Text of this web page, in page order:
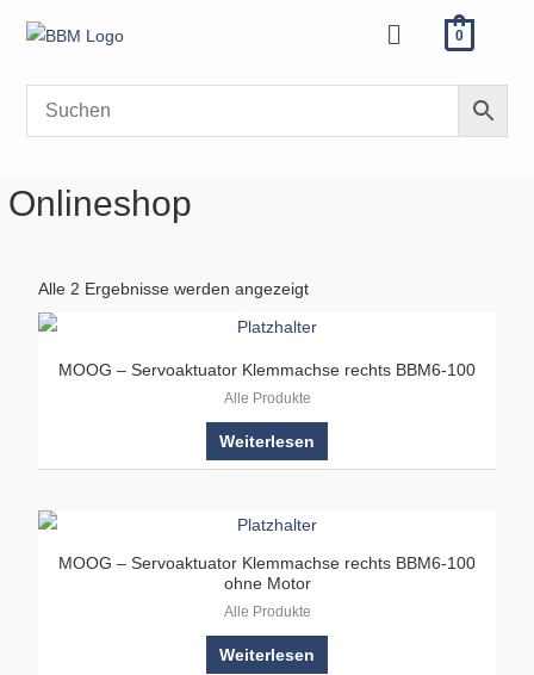
Inhalt
Menü 0
Onlineshop
Alle 2 Ergebnisse werden angezeigt
MOOG – Servoaktuator Klemmachse rechts BBM6-100
Alle Produkte
Weiterlesen
MOOG – Servoaktuator Klemmachse rechts BBM6-100
ohne Motor
Alle Produkte
Weiterlesen